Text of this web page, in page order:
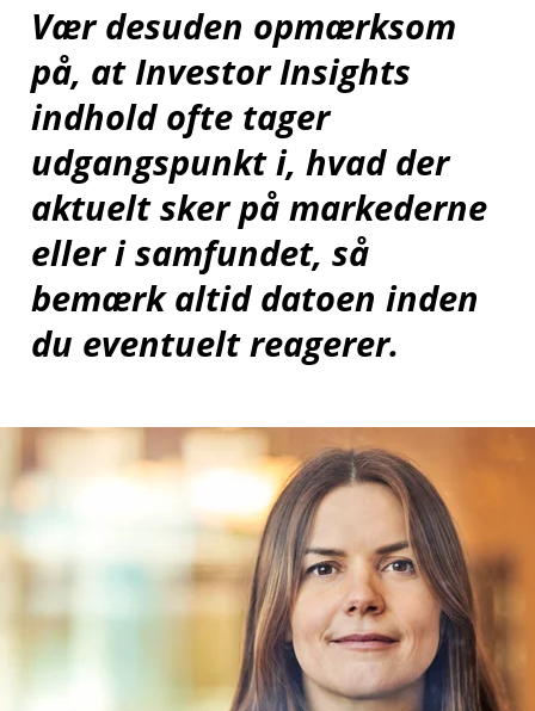
Vær desuden opmærksom
på, at Investor Insights
indhold ofte tager
udgangspunkt i, hvad der
aktuelt sker på markederne
eller i samfundet, så
bemærk altid datoen inden
du eventuelt reagerer.